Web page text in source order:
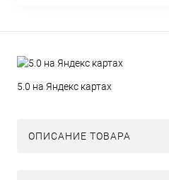
5.0 на Яндекс картах
ОПИСАНИЕ ТОВАРА